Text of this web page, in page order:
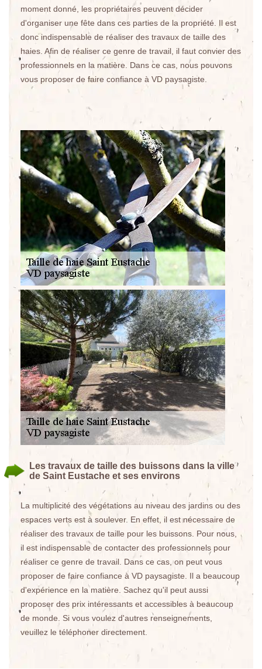
moment donné, les propriétaires peuvent décider
d'organiser une fête dans ces parties de la propriété. Il est
donc indispensable de réaliser des travaux de taille des
haies. Afin de réaliser ce genre de travail, il faut convier des
professionnels en la matière. Dans ce cas, nous pouvons
vous proposer de faire confiance à VD paysagiste.
Les travaux de taille des buissons dans la ville
de Saint Eustache et ses environs
La multiplicité des végétations au niveau des jardins ou des
espaces verts est à soulever. En effet, il est nécessaire de
réaliser des travaux de taille pour les buissons. Pour nous,
il est indispensable de contacter des professionnels pour
réaliser ce genre de travail. Dans ce cas, on peut vous
proposer de faire confiance à VD paysagiste. Il a beaucoup
d'expérience en la matière. Sachez qu'il peut aussi
proposer des prix intéressants et accessibles à beaucoup
de monde. Si vous voulez d'autres renseignements,
veuillez le téléphoner directement.